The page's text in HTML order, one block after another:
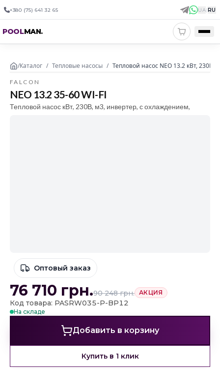
+380 (75) 641 32 65 UA|RU
POOLMAN.
/Каталог / Тепловые насосы / Тепловой насос NEO 13.2 кВт,
FALCON
NEO 13.2 35-60 WI-FI
Тепловой насос кВт, 230В, м3, инвертер, с охлаждением,
Оптовый заказ
76 710 грн.90 248грн. АКЦИЯ
Код товара: PASRW035-P-BP12
На складе
Добавить в корзину
Купить в 1 клик